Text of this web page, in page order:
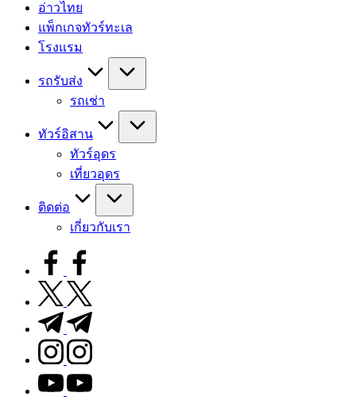
อ่าวไทย
แพ็กเกจทัวร์ทะเล
โรงแรม
รถรับส่ง
รถเช่า
ทัวร์อิสาน
ทัวร์อุดร
เที่ยวอุดร
ติดต่อ
เกี่ยวกับเรา
facebook.com
twitter.com
t.me
instagram.com
youtube.com